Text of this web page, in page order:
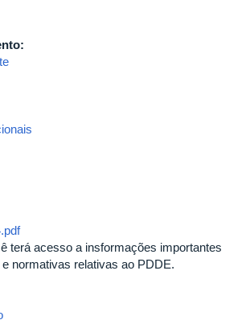
terá acesso a insformações importantes
normativas relativas ao PDDE.